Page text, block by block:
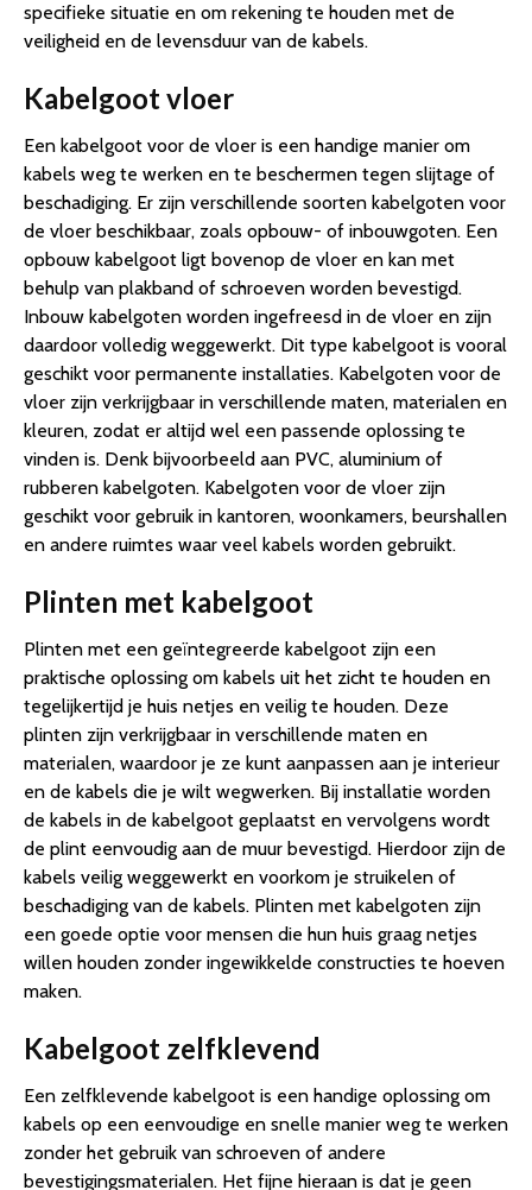
specifieke situatie en om rekening te houden met de
veiligheid en de levensduur van de kabels.
Kabelgoot vloer
Een kabelgoot voor de vloer is een handige manier om
kabels weg te werken en te beschermen tegen slijtage of
beschadiging. Er zijn verschillende soorten kabelgoten voor
de vloer beschikbaar, zoals opbouw- of inbouwgoten. Een
opbouw kabelgoot ligt bovenop de vloer en kan met
behulp van plakband of schroeven worden bevestigd.
Inbouw kabelgoten worden ingefreesd in de vloer en zijn
daardoor volledig weggewerkt. Dit type kabelgoot is vooral
geschikt voor permanente installaties. Kabelgoten voor de
vloer zijn verkrijgbaar in verschillende maten, materialen en
kleuren, zodat er altijd wel een passende oplossing te
vinden is. Denk bijvoorbeeld aan PVC, aluminium of
rubberen kabelgoten. Kabelgoten voor de vloer zijn
geschikt voor gebruik in kantoren, woonkamers, beurshallen
en andere ruimtes waar veel kabels worden gebruikt.
Plinten met kabelgoot
Plinten met een geïntegreerde kabelgoot zijn een
praktische oplossing om kabels uit het zicht te houden en
tegelijkertijd je huis netjes en veilig te houden. Deze
plinten zijn verkrijgbaar in verschillende maten en
materialen, waardoor je ze kunt aanpassen aan je interieur
en de kabels die je wilt wegwerken. Bij installatie worden
de kabels in de kabelgoot geplaatst en vervolgens wordt
de plint eenvoudig aan de muur bevestigd. Hierdoor zijn de
kabels veilig weggewerkt en voorkom je struikelen of
beschadiging van de kabels. Plinten met kabelgoten zijn
een goede optie voor mensen die hun huis graag netjes
willen houden zonder ingewikkelde constructies te hoeven
maken.
Kabelgoot zelfklevend
Een zelfklevende kabelgoot is een handige oplossing om
kabels op een eenvoudige en snelle manier weg te werken
zonder het gebruik van schroeven of andere
bevestigingsmaterialen. Het fijne hieraan is dat je geen